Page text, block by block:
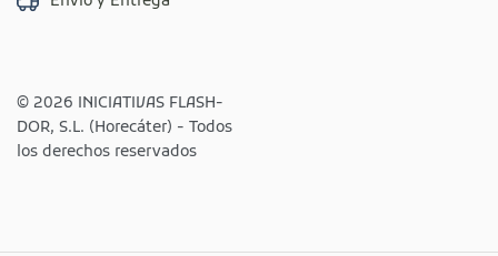
© 2026 INICIATIVAS FLASH-
DOR, S.L. (Horecáter) - Todos
los derechos reservados